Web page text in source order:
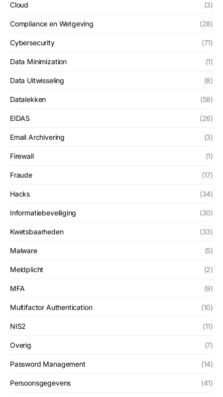
Cloud (3)
Compliance en Wetgeving (28)
Cybersecurity (71)
Data Minimization (1)
Data Uitwisseling (8)
Datalekken (58)
EIDAS (26)
Email Archivering (3)
Firewall (1)
Fraude (17)
Hacks (34)
Informatiebeveiliging (30)
Kwetsbaarheden (33)
Malware (5)
Meldplicht (2)
MFA (9)
Multifactor Authentication (10)
NIS2 (11)
Overig (7)
Password Management (14)
Persoonsgegevens (41)